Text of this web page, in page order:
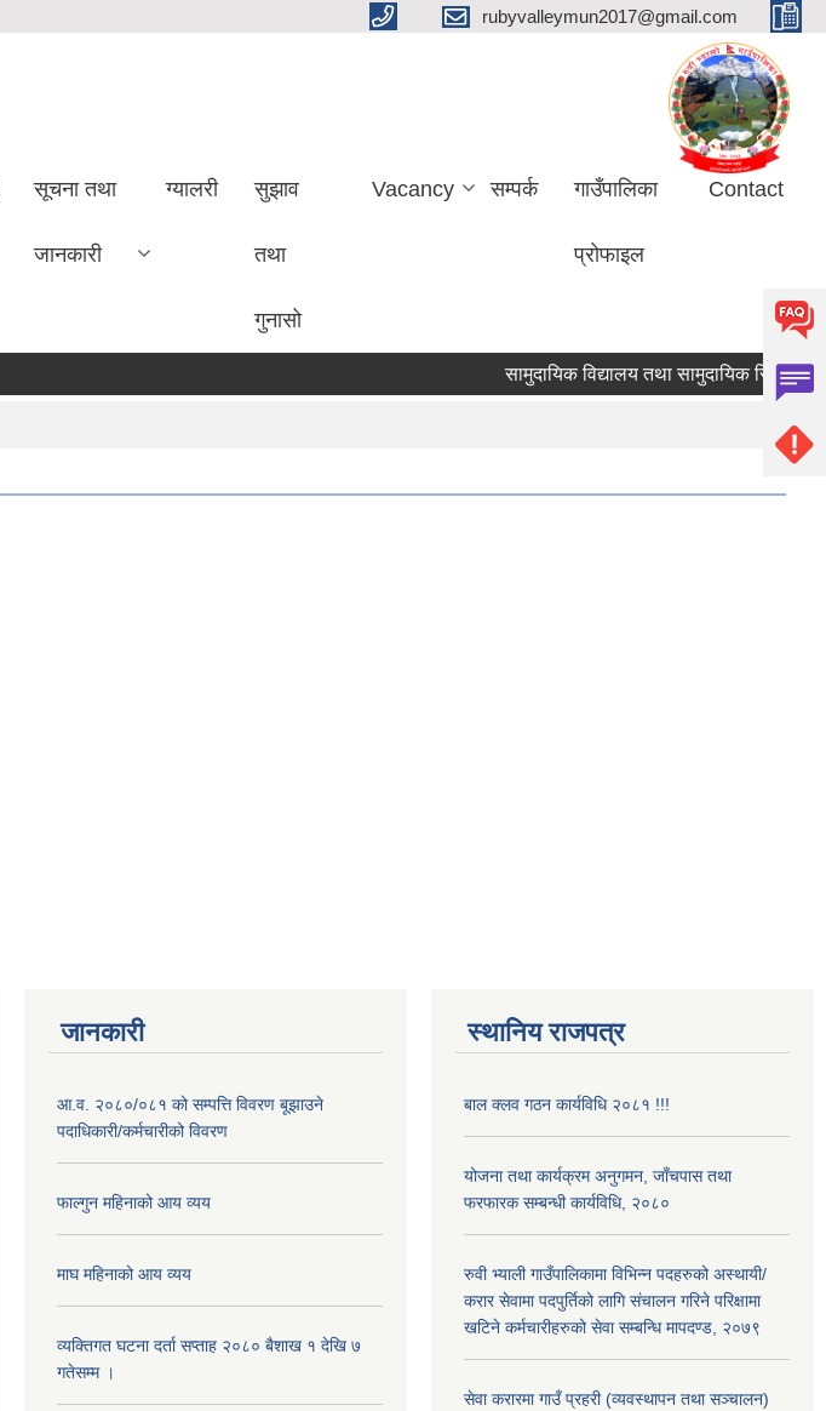
rubyvalleymun2017@gmail.com
सूचना तथा
जानकारी
ग्यालरी सुझाव
तथा
गुनासो
Vacancy सम्पर्क गाउँपालिका
प्रोफाइल
Contact
सामुदायिक विद्यालय तथा सामुदायिक
जानकारी
आ.व. २०८०/०८१ को सम्पत्ति विवरण बूझाउने
पदाधिकारी/कर्मचारीको विवरण
फाल्गुन महिनाको आय व्यय
माघ महिनाको आय व्यय
व्यक्तिगत घटना दर्ता सप्ताह २०८० बैशाख १ देखि ७
गतेसम्म ।
स्थानिय राजपत्र
बाल क्लव गठन कार्यविधि २०८१ !!!
योजना तथा कार्यक्रम अनुगमन, जाँचपास तथा
फरफारक सम्बन्धी कार्यविधि, २०८०
रुवी भ्याली गाउँपालिकामा विभिन्न पदहरुको अस्थायी/
करार सेवामा पदपुर्तिको लागि संचालन गरिने परिक्षामा
खटिने कर्मचारीहरुको सेवा सम्बन्धि मापदण्ड, २०७९
सेवा करारमा गाउँ प्रहरी (व्यवस्थापन तथा सञ्चालन)